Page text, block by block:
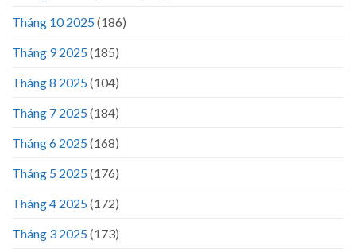
Tháng 10 2025(186)
Tháng 9 2025(185)
Tháng 8 2025(104)
Tháng 7 2025(184)
Tháng 6 2025(168)
Tháng 5 2025(176)
Tháng 4 2025(172)
Tháng 3 2025(173)